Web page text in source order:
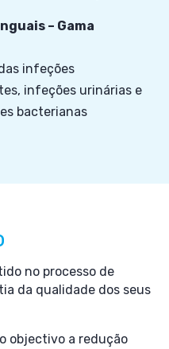
– Gama
infeções
infeções urinárias e
bacterianas
no processo de
da qualidade dos seus
objectivo a redução